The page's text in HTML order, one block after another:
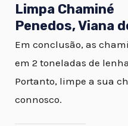
Limpa Chaminé
Penedos, Viana
Em conclusão, as
em 2 toneladas de
Portanto, limpe a sua
connosco.